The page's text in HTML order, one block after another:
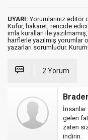
UYARI: Yorumlarınız editör
Küfür, hakaret, rencide edici
imla kuralları ile
harflerle yazılmış yorumlar
yazarları sorumludur.
2 Yorum
Brader
gelen
zaten
indirin.